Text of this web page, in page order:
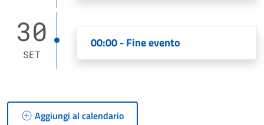
30
SET
00:00 - Fine evento
Aggiungi al calendario